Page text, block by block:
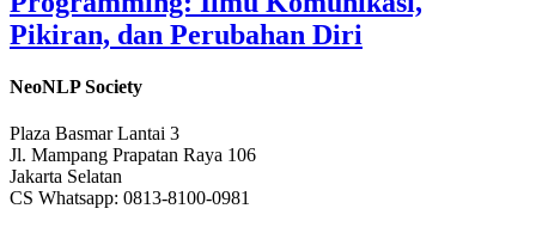
Pikiran, dan Perubahan Diri
NeoNLP Society
Plaza Basmar Lantai 3
Jl. Mampang Prapatan Raya 106
Jakarta Selatan
CS Whatsapp: 0813-8100-0981